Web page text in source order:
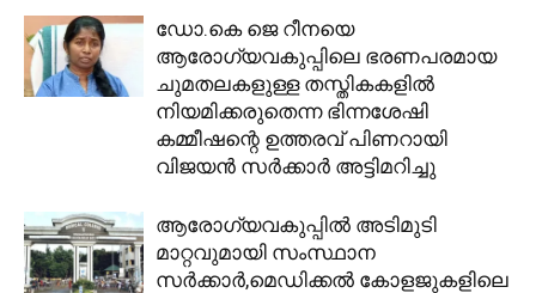
ഡോ.കെ ജെ റീനയെ
ആരോഗ്യവകുപ്പിലെ ഭരണപരമായ
ചുമതലകളുള്ള തസ്തികകളിൽ
നിയമിക്കരുതെന്ന ഭിന്നശേഷി
കമ്മീഷന്റെ ഉത്തരവ് പിണറായി
വിജയൻ സർക്കാർ അട്ടിമറിച്ചു
ആരോഗ്യവകുപ്പില്‍ അടിമുടി
മാറ്റവുമായി സംസ്ഥാന
സർക്കാർ,മെഡിക്കല്‍ കോളജുകളിലെ